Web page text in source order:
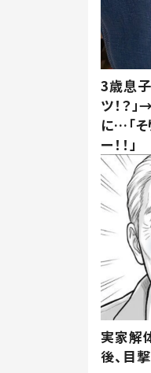
3歳息
ツ！？
に…「
ー！！」
実家解
後、目